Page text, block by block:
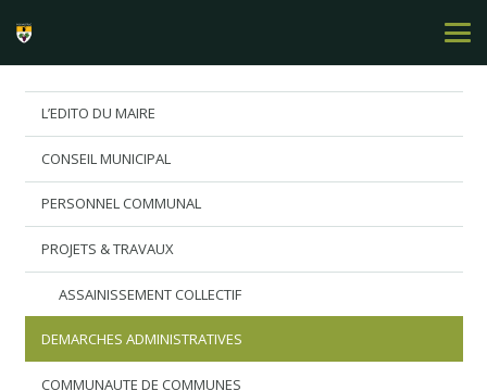
L’EDITO DU MAIRE
CONSEIL MUNICIPAL
PERSONNEL COMMUNAL
PROJETS & TRAVAUX
ASSAINISSEMENT COLLECTIF
DEMARCHES ADMINISTRATIVES
COMMUNAUTE DE COMMUNES